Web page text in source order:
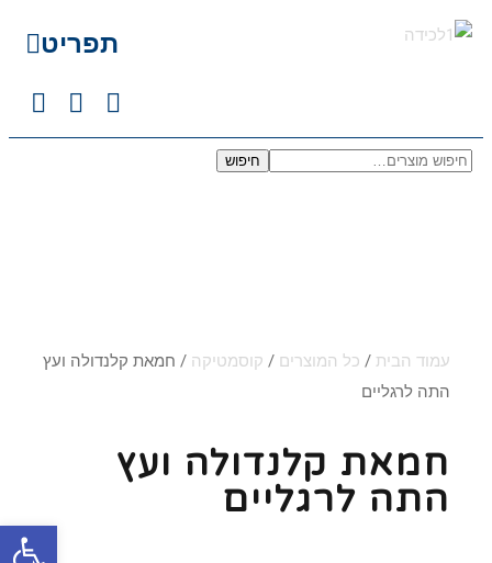
תפריט
חיפוש
עמוד הבית / כל המוצרים / קוסמטיקה / חמאת קלנדולה ועץ
התה לרגליים
חמאת קלנדולה ועץ
התה לרגליים
פתח